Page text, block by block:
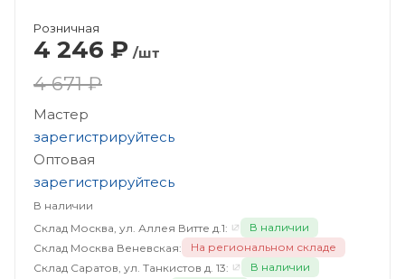
Розничная
4 246 ₽ /шт
4 671 ₽
Мастер
зарегистрируйтесь
Оптовая
зарегистрируйтесь
В наличии
Склад Москва, ул. Аллея Витте д.1:
В наличии
Склад Москва Веневская:
На региональном складе
Склад Саратов, ул. Танкистов д. 13:
В наличии